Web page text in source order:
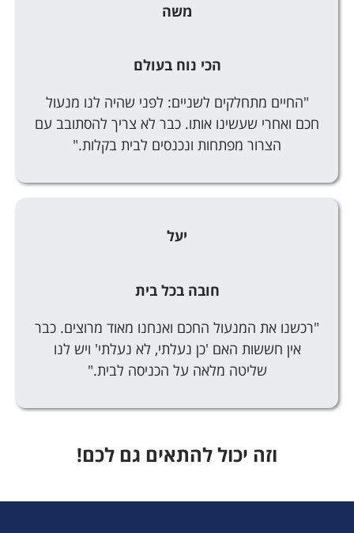
משה
הכי נוח בעולם
"החיים מתחלקים לשניים: לפני שהיה לנו מנעול
חכם ואחרי שעשינו אותו. כבר לא צריך להסתובב עם
הצרור מפתחות ונכנסים לבית בקלות."
יעל
חובה בכל בית
"רכשנו את המנעול החכם ואנחנו מאוד מרוצים. כבר
אין חששות האם 'כן נעלתי, לא נעלתי' ויש לנו
שליטה מלאה על הכניסה לבית."
וזה יכול להתאים גם לכם!